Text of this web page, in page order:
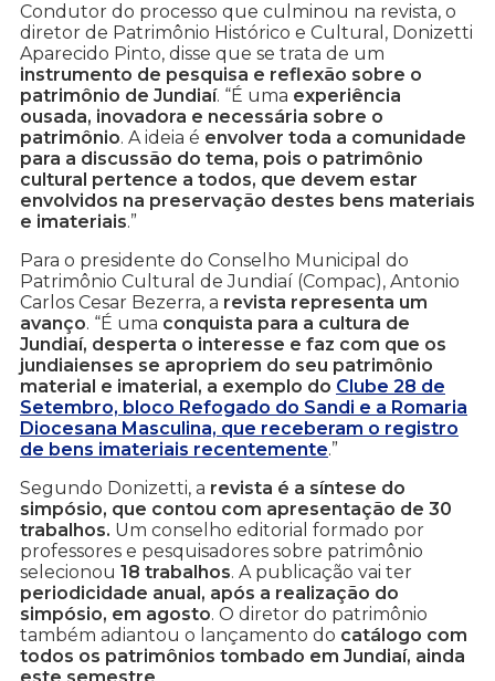
Condutor do processo que culminou na revista, o
diretor de Patrimônio Histórico e Cultural, Donizetti
Aparecido Pinto, disse que se trata de um
instrumento de pesquisa e reflexão sobre o
patrimônio de Jundiaí. “É uma experiência
ousada, inovadora e necessária sobre o
patrimônio. A ideia é envolver toda a comunidade
para a discussão do tema, pois o patrimônio
cultural pertence a todos, que devem estar
envolvidos na preservação destes bens materiais
e imateriais.”
Para o presidente do Conselho Municipal do
Patrimônio Cultural de Jundiaí (Compac), Antonio
Carlos Cesar Bezerra, a revista representa um
avanço. “É uma conquista para a cultura de
Jundiaí, desperta o interesse e faz com que os
jundiaienses se apropriem do seu patrimônio
material e imaterial, a exemplo do Clube 28 de
Setembro, bloco Refogado do Sandi e a Romaria
Diocesana Masculina, que receberam o registro
de bens imateriais recentemente.”
Segundo Donizetti, a revista é a síntese do
simpósio, que contou com apresentação de 30
trabalhos. Um conselho editorial formado por
professores e pesquisadores sobre patrimônio
selecionou 18 trabalhos. A publicação vai ter
periodicidade anual, após a realização do
simpósio, em agosto. O diretor do patrimônio
também adiantou o lançamento do catálogo com
todos os patrimônios tombado em Jundiaí, ainda